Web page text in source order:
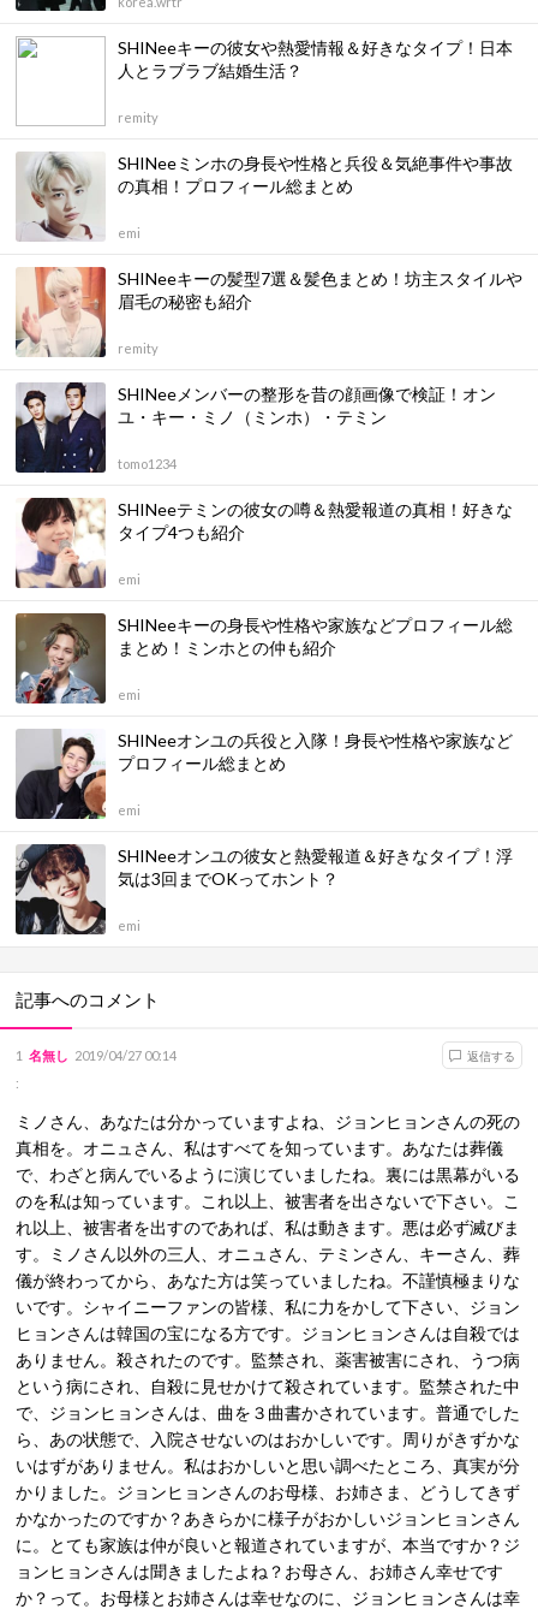
SHINeeキーの彼女や熱愛情報＆好きなタイプ！日本
人とラブラブ結婚生活？
remity
SHINeeミンホの身長や性格と兵役＆気絶事件や事故
の真相！プロフィール総まとめ
emi
SHINeeキーの髪型7選＆髪色まとめ！坊主スタイルや
眉毛の秘密も紹介
remity
SHINeeメンバーの整形を昔の顔画像で検証！オン
ユ・キー・ミノ（ミンホ）・テミン
tomo1234
SHINeeテミンの彼女の噂＆熱愛報道の真相！好きな
タイプ4つも紹介
emi
SHINeeキーの身長や性格や家族などプロフィール総
まとめ！ミンホとの仲も紹介
emi
SHINeeオンユの兵役と入隊！身長や性格や家族など
プロフィール総まとめ
emi
SHINeeオンユの彼女と熱愛報道＆好きなタイプ！浮
気は3回までOKってホント？
emi
記事へのコメント
1
:
名無し 2019/04/27 00:14 返信する
ミノさん、あなたは分かっていますよね、ジョンヒョンさんの死の
真相を。オニュさん、私はすべてを知っています。あなたは葬儀
で、わざと病んでいるように演じていましたね。裏には黒幕がいる
のを私は知っています。これ以上、被害者を出さないで下さい。こ
れ以上、被害者を出すのであれば、私は動きます。悪は必ず滅びま
す。ミノさん以外の三人、オニュさん、テミンさん、キーさん、葬
儀が終わってから、あなた方は笑っていましたね。不謹慎極まりな
いです。シャイニーファンの皆様、私に力をかして下さい、ジョン
ヒョンさんは韓国の宝になる方です。ジョンヒョンさんは自殺では
ありません。殺されたのです。監禁され、薬害被害にされ、うつ病
という病にされ、自殺に見せかけて殺されています。監禁された中
で、ジョンヒョンさんは、曲を３曲書かされています。普通でした
ら、あの状態で、入院させないのはおかしいです。周りがきずかな
いはずがありません。私はおかしいと思い調べたところ、真実が分
かりました。ジョンヒョンさんのお母様、お姉さま、どうしてきず
かなかったのですか？あきらかに様子がおかしいジョンヒョンさん
に。とても家族は仲が良いと報道されていますが、本当ですか？ジ
ョンヒョンさんは聞きましたよね？お母さん、お姉さん幸せです
か？って。お母様とお姉さんは幸せなのに、ジョンヒョンさんは幸